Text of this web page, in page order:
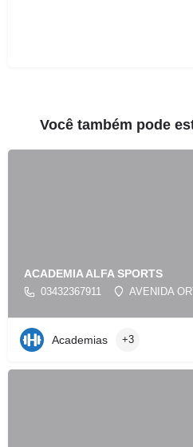
Você também pode
ACADEMIA ALFA SPORTS
03432367911 AVENIDA
Academias +3